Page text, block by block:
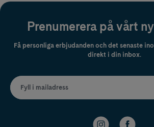
Prenumerera på vårt
Få personliga erbjudanden och det senaste
direkt i din inbox.
Fyll i mailadress